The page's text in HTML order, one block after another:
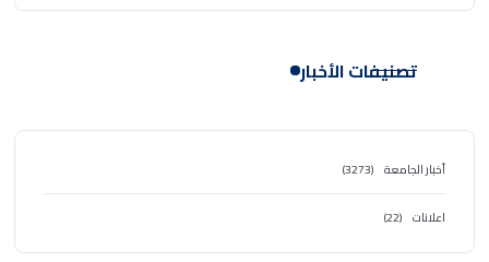
تصنيفات الأخبار
أخبار الجامعة (3273)
اعلانات (22)